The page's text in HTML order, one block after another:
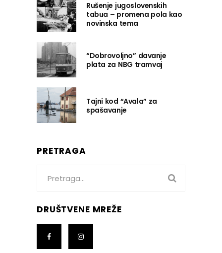
Rušenje jugoslovenskih
tabua – promena pola kao
novinska tema
“Dobrovoljno” davanje
plata za NBG tramvaj
Tajni kod “Avala” za
spašavanje
PRETRAGA
DRUŠTVENE MREŽE